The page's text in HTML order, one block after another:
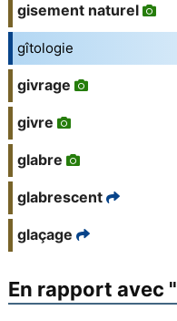
gisement naturel
gîtologie
givrage
givre
glabre
glabrescent
glaçage
En rapport avec "